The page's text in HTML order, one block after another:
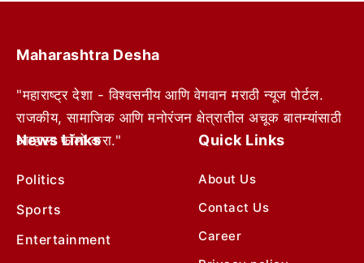
Maharashtra Desha
"महाराष्ट्र देशा - विश्वसनीय आणि वेगवान मराठी न्यूज पोर्टल.
राजकीय, सामाजिक आणि मनोरंजन क्षेत्रातील अचूक बातम्यांसाठी
आम्हाला फॉलो करा."
News Links
Politics
Sports
Entertainment
Quick Links
About Us
Contact Us
Career